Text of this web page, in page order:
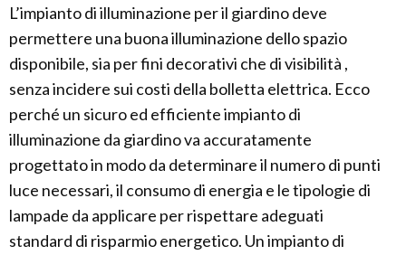
L’impianto di illuminazione per il giardino deve
permettere una buona illuminazione dello spazio
disponibile, sia per fini decorativi che di visibilità ,
senza incidere sui costi della bolletta elettrica. Ecco
perché un sicuro ed efficiente impianto di
illuminazione da giardino va accuratamente
progettato in modo da determinare il numero di punti
luce necessari, il consumo di energia e le tipologie di
lampade da applicare per rispettare adeguati
standard di risparmio energetico. Un impianto di